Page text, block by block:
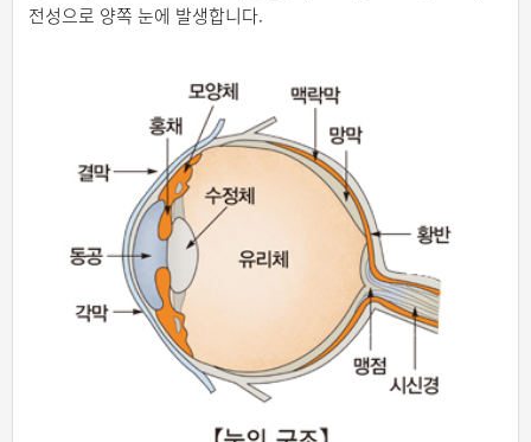
전성으로 양쪽 눈에 발생합니다.